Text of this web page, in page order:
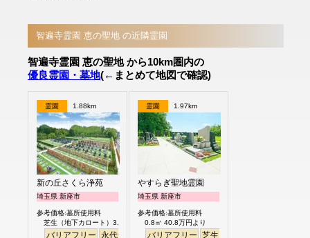
智遍寺霊園 恵の聖地 の近隣霊園
智遍寺霊園 恵の聖地 から10km圏内の
優良霊園・墓地(←まとめて地図で確認)
霊園 1.88km
新の丘さくら浄苑
埼玉県 新座市
参考価格:墓所使用料
芝生（地下カロート）3.0㎡ 122.8万円より
バリアフリー 永代供養
霊園 1.97km
やすらぎ聖地霊園
埼玉県 新座市
参考価格:墓所使用料
0.8㎡ 40.8万円より
バリアフリー 芝生